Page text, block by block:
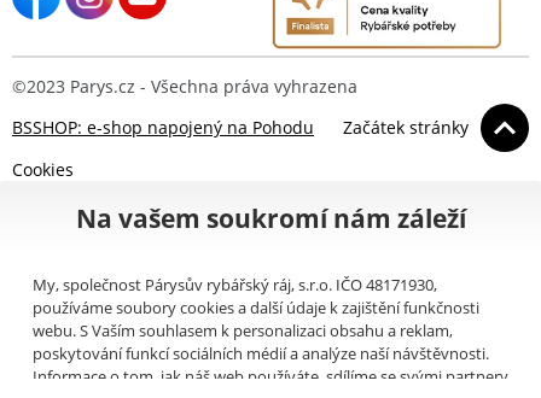
©2023 Parys.cz - Všechna práva vyhrazena
BSSHOP: e-shop napojený na Pohodu
Začátek stránky
Cookies
Na vašem soukromí nám záleží
My, společnost Párysův rybářský ráj, s.r.o. IČO 48171930,
používáme soubory cookies a další údaje k zajištění funkčnosti
webu. S Vaším souhlasem k personalizaci obsahu a reklam,
poskytování funkcí sociálních médií a analýze naší návštěvnosti.
Informace o tom, jak náš web používáte, sdílíme se svými partnery